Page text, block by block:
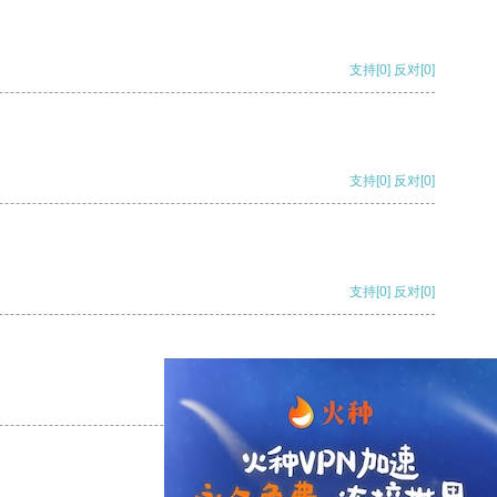
支持[0] 反对[0]
支持[0] 反对[0]
支持[0] 反对[0]
支持